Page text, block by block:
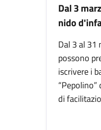
Dal 3
nido
Dal 3 al 31
possono
iscrivere i
di